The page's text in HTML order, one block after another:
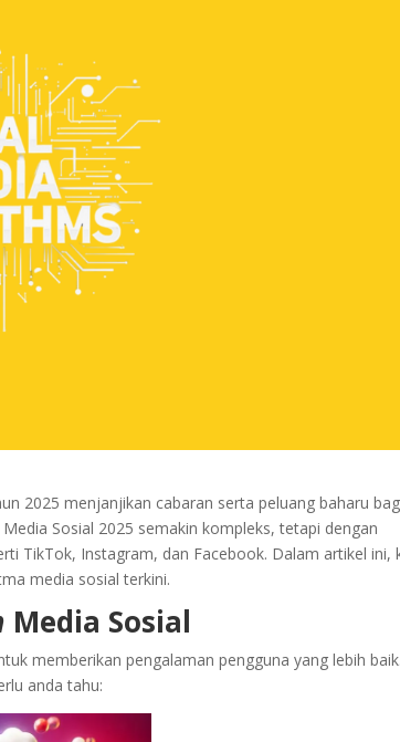
2025 menjanjikan cabaran serta peluang baharu
Media Sosial 2025 semakin kompleks, tetapi dengan
TikTok, Instagram, dan Facebook. Dalam artikel ini,
media sosial terkini.
Media Sosial
memberikan pengalaman pengguna yang lebih
anda tahu: